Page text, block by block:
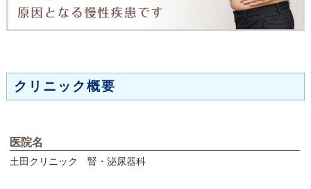
クリニック概要
医院名
土田クリニック 腎・泌尿器科